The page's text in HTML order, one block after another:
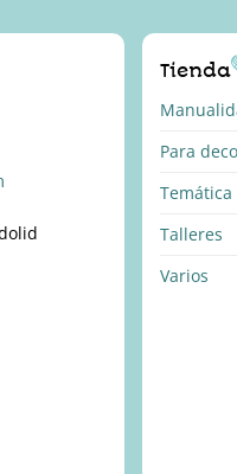
Tienda
Para
Temática
Talleres
Varios